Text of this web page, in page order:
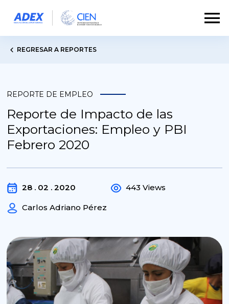
REGRESAR A REPORTES
REPORTE DE EMPLEO
Reporte de Impacto de las
Exportaciones: Empleo y PBI
Febrero 2020
28 . 02 . 2020
Carlos Adriano Pérez
443 Views